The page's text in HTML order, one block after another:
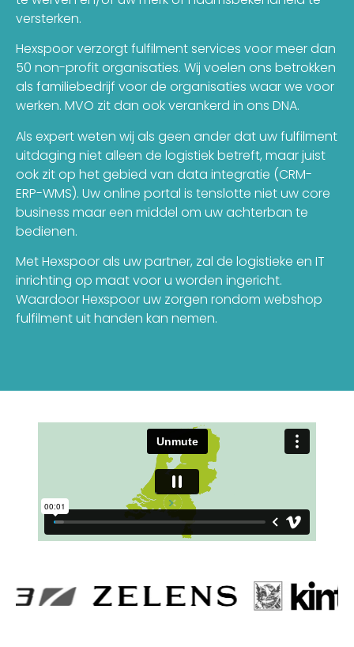
versterken.
Hexspoor verzorgt fulfilment services voor meer dan
50 non-profit organisaties. Wij voelen ons betrokken
als familiebedrijf voor de organisaties waar we voor
werken. MVO zit dan ook verankerd in ons DNA.
Als expert weten wij als geen ander dat uw fulfilment
uitdaging niet alleen de logistiek betreft, maar juist
ook zit op het gebied van data integratie (CRM-
ERP-WMS). Uw online portal is tenslotte niet uw core
business maar een middel om uw achterban te
bedienen.
Met Hexspoor als uw partner, zal de logistieke en IT
inrichting op maat voor u worden ingericht.
Waardoor Hexspoor uw zorgen rondom webshop
fulfilment uit handen kan nemen.